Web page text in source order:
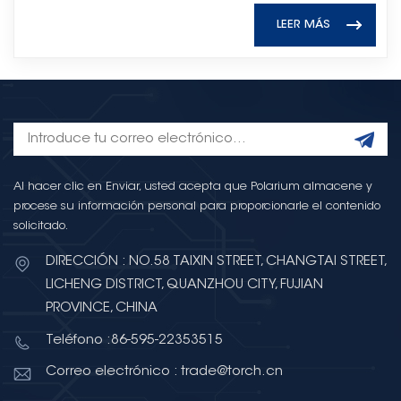
artificial. Condensadores en
sistemas de IALos
hardware de IA. Inteligencia
artificial de alto rendimiento Los
funcionan bajo cargas
voltaje y una supresión de ruido
fiables.En los sistemas de IA, los
el almacenamiento de energía,
LEER MÁS
Al hacer clic en Enviar, usted acepta que Polarium almacene y
procese su información personal para proporcionarle el contenido
solicitado.
DIRECCIÓN : NO.58 TAIXIN STREET, CHANGTAI STREET,
LICHENG DISTRICT, QUANZHOU CITY, FUJIAN
PROVINCE, CHINA
Teléfono :86-595-22353515
Correo electrónico : trade@torch.cn